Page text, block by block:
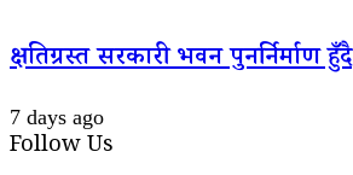
क्षतिग्रस्त सरकारी भवन पुनर्निर्माण हुँदै
7 days ago
Follow Us